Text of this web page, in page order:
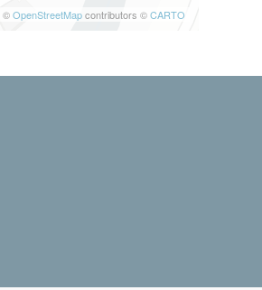
©OpenStreetMapcontributors ©CARTO